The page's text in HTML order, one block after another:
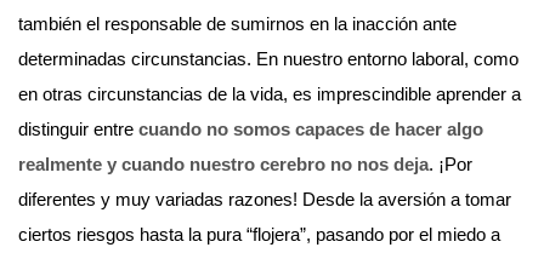
también el responsable de sumirnos en la inacción ante
determinadas circunstancias. En nuestro entorno laboral, como
en otras circunstancias de la vida, es imprescindible aprender a
distinguir entre cuando no somos capaces de hacer algo
realmente y cuando nuestro cerebro no nos deja. ¡Por
diferentes y muy variadas razones! Desde la aversión a tomar
ciertos riesgos hasta la pura “flojera”, pasando por el miedo a